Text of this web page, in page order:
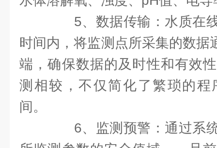
5、数据传输：水质在线
时间内，将监测点所采集的数据
端，确保数据的及时性和有效
测相较，不仅简化了繁琐的程
间。
6、监测预警：通过系统